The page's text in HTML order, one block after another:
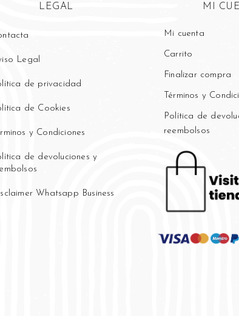
LEGAL
Legal
de privacidad
de Cookies
y Condiciones
de devoluciones y
Whatsapp Business
MI
Mi cuenta
Carrito
Finalizar compra
Términos y
Política de
reembolsos